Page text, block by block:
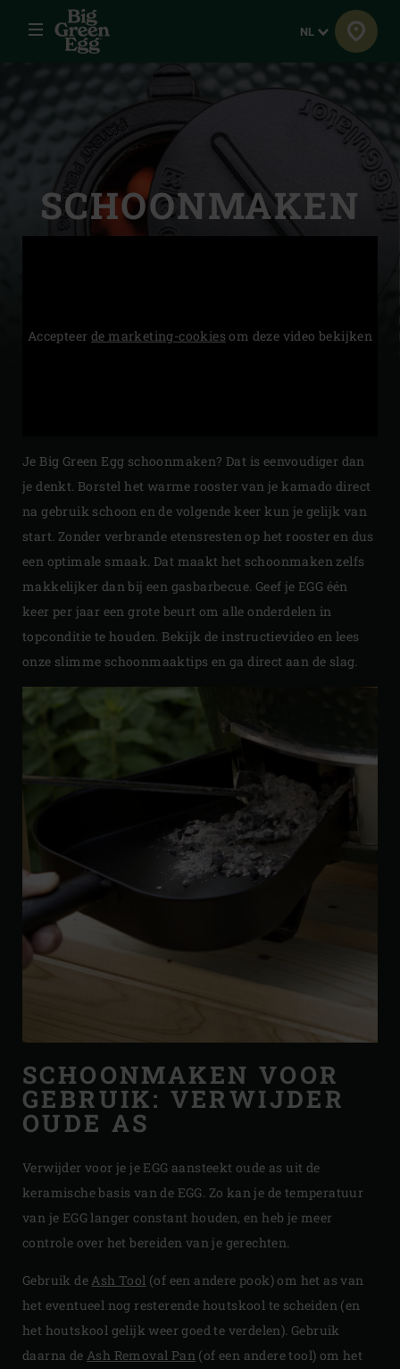
Menu Taal
NL
SCHOON­MAKEN
Accepteer de marketing-cookies om deze video bekijken
Je Big Green Egg schoonmaken? Dat is eenvoudiger dan
je denkt. Borstel het warme rooster van je kamado direct
na gebruik schoon en de volgende keer kun je gelijk van
start. Zonder verbrande etensresten op het rooster en dus
een optimale smaak. Dat maakt het schoonmaken zelfs
makkelijker dan bij een gasbarbecue. Geef je EGG één
keer per jaar een grote beurt om alle onderdelen in
topconditie te houden. Bekijk de instructievideo en lees
onze slimme schoonmaaktips en ga direct aan de slag.
SCHOONMAKEN VOOR
GEBRUIK: VERWIJDER
OUDE AS
Verwijder voor je je EGG aansteekt oude as uit de
keramische basis van de EGG. Zo kan je de temperatuur
van je EGG langer constant houden, en heb je meer
controle over het bereiden van je gerechten.
Gebruik de Ash Tool (of een andere pook) om het as van
het eventueel nog resterende houtskool te scheiden (en
het houtskool gelijk weer goed te verdelen). Gebruik
daarna de Ash Removal Pan (of een andere tool) om het